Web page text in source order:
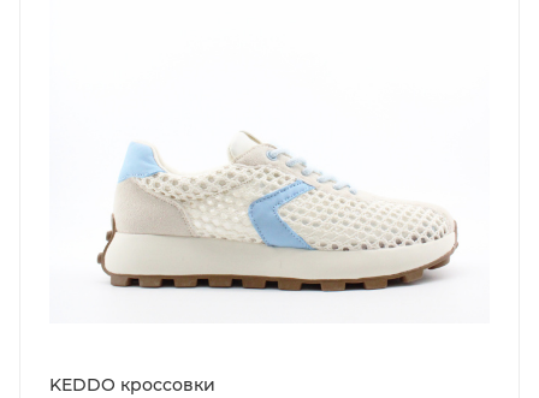
KEDDO кроссовки